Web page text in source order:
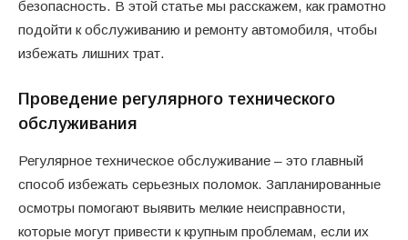
безопасность. В этой статье мы расскажем, как грамотно
подойти к обслуживанию и ремонту автомобиля, чтобы
избежать лишних трат.
Проведение регулярного технического
обслуживания
Регулярное техническое обслуживание – это главный
способ избежать серьезных поломок. Запланированные
осмотры помогают выявить мелкие неисправности,
которые могут привести к крупным проблемам, если их